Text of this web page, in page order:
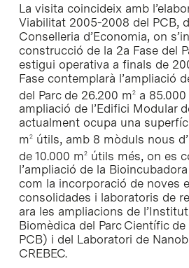
La visita coincideix amb
Viabilitat 2005-2008 del PCB,
Conselleria d’Economia, on
construcció de la 2a Fase del
estigui operativa a finals de
Fase contemplarà l’ampliació
del Parc de 26.200 m2a 85.000
ampliació de l’Edifici Modular
actualment ocupa una
m2útils, amb 8 mòduls nous
de 10.000 m2útils més, on es
l’ampliació de la
com la incorporació de noves
consolidades i laboratoris de
ara les ampliacions de
Biomèdica del Parc Científic
PCB) i del Laboratori de
CREBEC.